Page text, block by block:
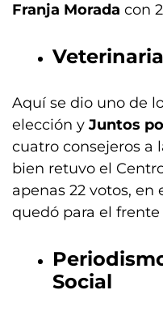
Franja Morada con
Veterinaria
Aquí se dio uno de
elección y Juntos
cuatro consejeros a
bien retuvo el
apenas 22 votos,
quedó para el frente
Social